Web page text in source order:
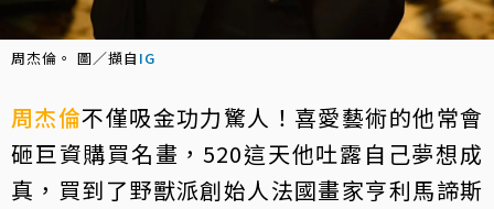
周杰倫。 圖／擷自 IG
周杰倫不僅吸金功力驚人！喜愛藝術的他常會
砸巨資購買名畫，520這天他吐露自己夢想成
真，買到了野獸派創始人法國畫家亨利馬諦斯